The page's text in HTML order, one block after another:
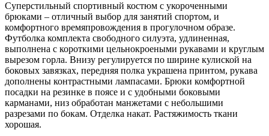
Суперстильный спортивный костюм с укороченными
брюками – отличный выбор для занятий спортом, и
комфортного времяпровождения в прогулочном образе.
Футболка комплекта свободного силуэта, удлиненная,
выполнена с короткими цельнокроеными рукавами и круглым
вырезом горла. Внизу регулируется по ширине кулиской на
боковых завязках, передняя полка украшена принтом, рукава
дополнены контрастными лампасами. Брюки комфортной
посадки на резинке в поясе и с удобными боковыми
карманами, низ обработан манжетами с небольшими
разрезами по бокам. Отделка накат. Растяжимость ткани
хорошая.